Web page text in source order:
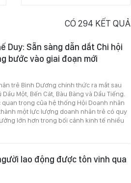
CÓ 294 KẾT QUẢ
Duy: Sẵn sàng dẫn dắt Chi hội
bước vào giai đoạn mới
trẻ Bình Dương chính thức ra mắt sau
Một, Bến Cát, Bàu Bàng và Dầu Tiếng.
trọng của hệ thống Hội Doanh nhân
một lực lượng doanh nhân trẻ có quy
lớn hơn trong bối cảnh kinh tế nhiều
lao động được tôn vinh qua